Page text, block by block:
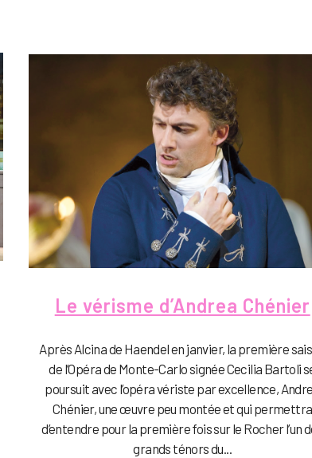
Le vérisme d’Andrea Chénier
Après Alcina de Haendel en janvier, la première
de l’Opéra de Monte-Carlo signée Cecilia Bartoli
poursuit avec l’opéra vériste par excellence,
Chénier, une œuvre peu montée et qui permettra
d’entendre pour la première fois sur le Rocher l’un
grands ténors du...